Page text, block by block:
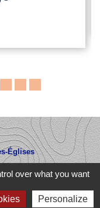
Églises
FRANCE
over what you want
Personalize